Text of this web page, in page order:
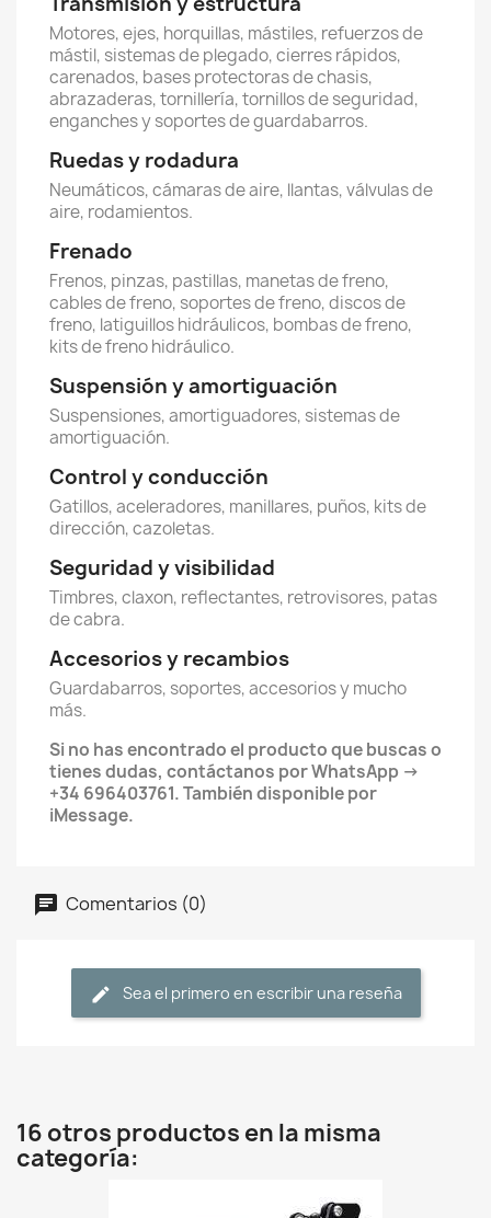
Motores, ejes, horquillas, mástiles, refuerzos de
mástil, sistemas de plegado, cierres rápidos,
carenados, bases protectoras de chasis,
abrazaderas, tornillería, tornillos de seguridad,
enganches y soportes de guardabarros.
Ruedas y rodadura
Neumáticos, cámaras de aire, llantas, válvulas de
aire, rodamientos.
Frenado
Frenos, pinzas, pastillas, manetas de freno,
cables de freno, soportes de freno, discos de
freno, latiguillos hidráulicos, bombas de freno,
kits de freno hidráulico.
Suspensión y amortiguación
Suspensiones, amortiguadores, sistemas de
amortiguación.
Control y conducción
Gatillos, aceleradores, manillares, puños, kits de
dirección, cazoletas.
Seguridad y visibilidad
Timbres, claxon, reflectantes, retrovisores, patas
de cabra.
Accesorios y recambios
Guardabarros, soportes, accesorios y mucho
más.
Si no has encontrado el producto que buscas o
tienes dudas, contáctanos por WhatsApp ->
+34 696403761. También disponible por
iMessage.
Comentarios (0)
Sea el primero en escribir una reseña
16 otros productos en la misma
categoría: